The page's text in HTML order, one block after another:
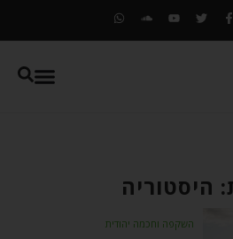
היסטוריה
השקפה וחכמה יהודית